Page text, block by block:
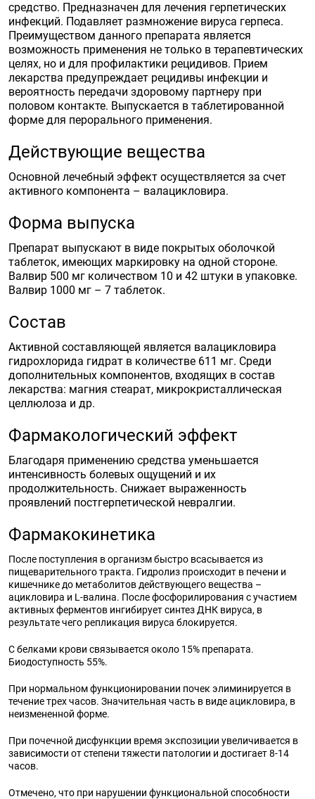
средство. Предназначен для лечения герпетических
инфекций. Подавляет размножение вируса герпеса.
Преимуществом данного препарата является
возможность применения не только в терапевтических
целях, но и для профилактики рецидивов. Прием
лекарства предупреждает рецидивы инфекции и
вероятность передачи здоровому партнеру при
половом контакте. Выпускается в таблетированной
форме для перорального применения.
Действующие вещества
Основной лечебный эффект осуществляется за счет
активного компонента – валацикловира.
Форма выпуска
Препарат выпускают в виде покрытых оболочкой
таблеток, имеющих маркировку на одной стороне.
Валвир 500 мг количеством 10 и 42 штуки в упаковке.
Валвир 1000 мг – 7 таблеток.
Состав
Активной составляющей является валацикловира
гидрохлорида гидрат в количестве 611 мг. Среди
дополнительных компонентов, входящих в состав
лекарства: магния стеарат, микрокристаллическая
целлюлоза и др.
Фармакологический эффект
Благодаря применению средства уменьшается
интенсивность болевых ощущений и их
продолжительность. Снижает выраженность
проявлений постгерпетической невралгии.
Фармакокинетика
После поступления в организм быстро всасывается из
пищеварительного тракта. Гидролиз происходит в печени и
кишечнике до метаболитов действующего вещества –
ацикловира и L-валина. После фосфорилирования с участием
активных ферментов ингибирует синтез ДНК вируса, в
результате чего репликация вируса блокируется.
С белками крови связывается около 15% препарата.
Биодоступность 55%.
При нормальном функционировании почек элиминируется в
течение трех часов. Значительная часть в виде ацикловира, в
неизмененной форме.
При почечной дисфункции время экспозиции увеличивается в
зависимости от степени тяжести патологии и достигает 8-14
часов.
Отмечено, что при нарушении функциональной способности